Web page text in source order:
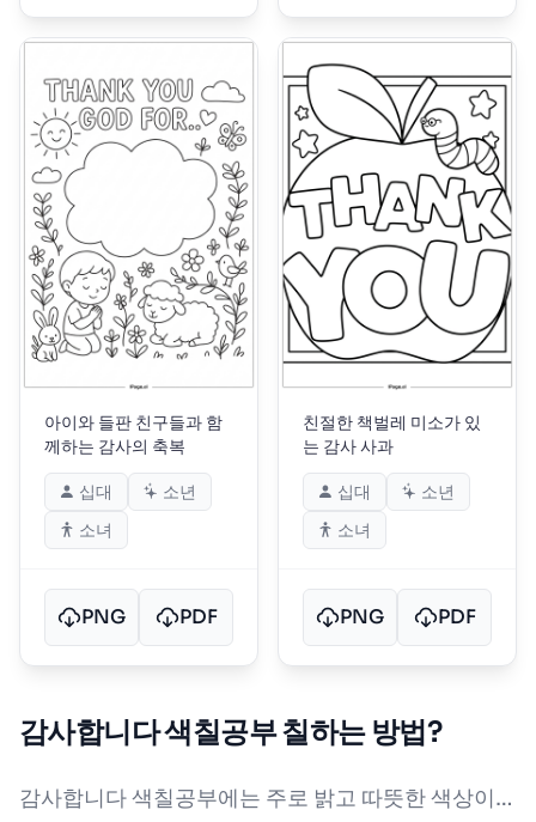
아이와 들판 친구들과 함
께하는 감사의 축복
십대
소년
소녀
PNG PDF
친절한 책벌레 미소가 있
는 감사 사과
십대
소년
소녀
PNG PDF
감사합니다 색칠공부 칠하는 방법?
감사합니다 색칠공부에는 주로 밝고 따뜻한 색상이